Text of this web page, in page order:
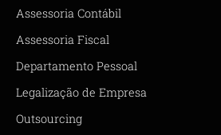
Assessoria Contábil
Assessoria Fiscal
Departamento Pessoal
Legalização de Empresa
Outsourcing